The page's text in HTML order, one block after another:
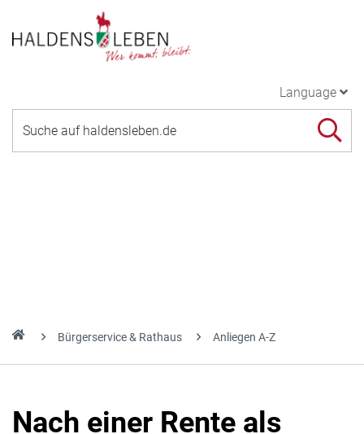
Language
Bürgerservice & Rathaus Anliegen A-Z
Nach einer Rente als